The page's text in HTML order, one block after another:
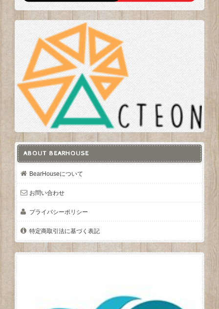
ABOUT BEARHOUSE
BearHouseについて
お問い合わせ
プライバシーポリシー
特定商取引法に基づく表記